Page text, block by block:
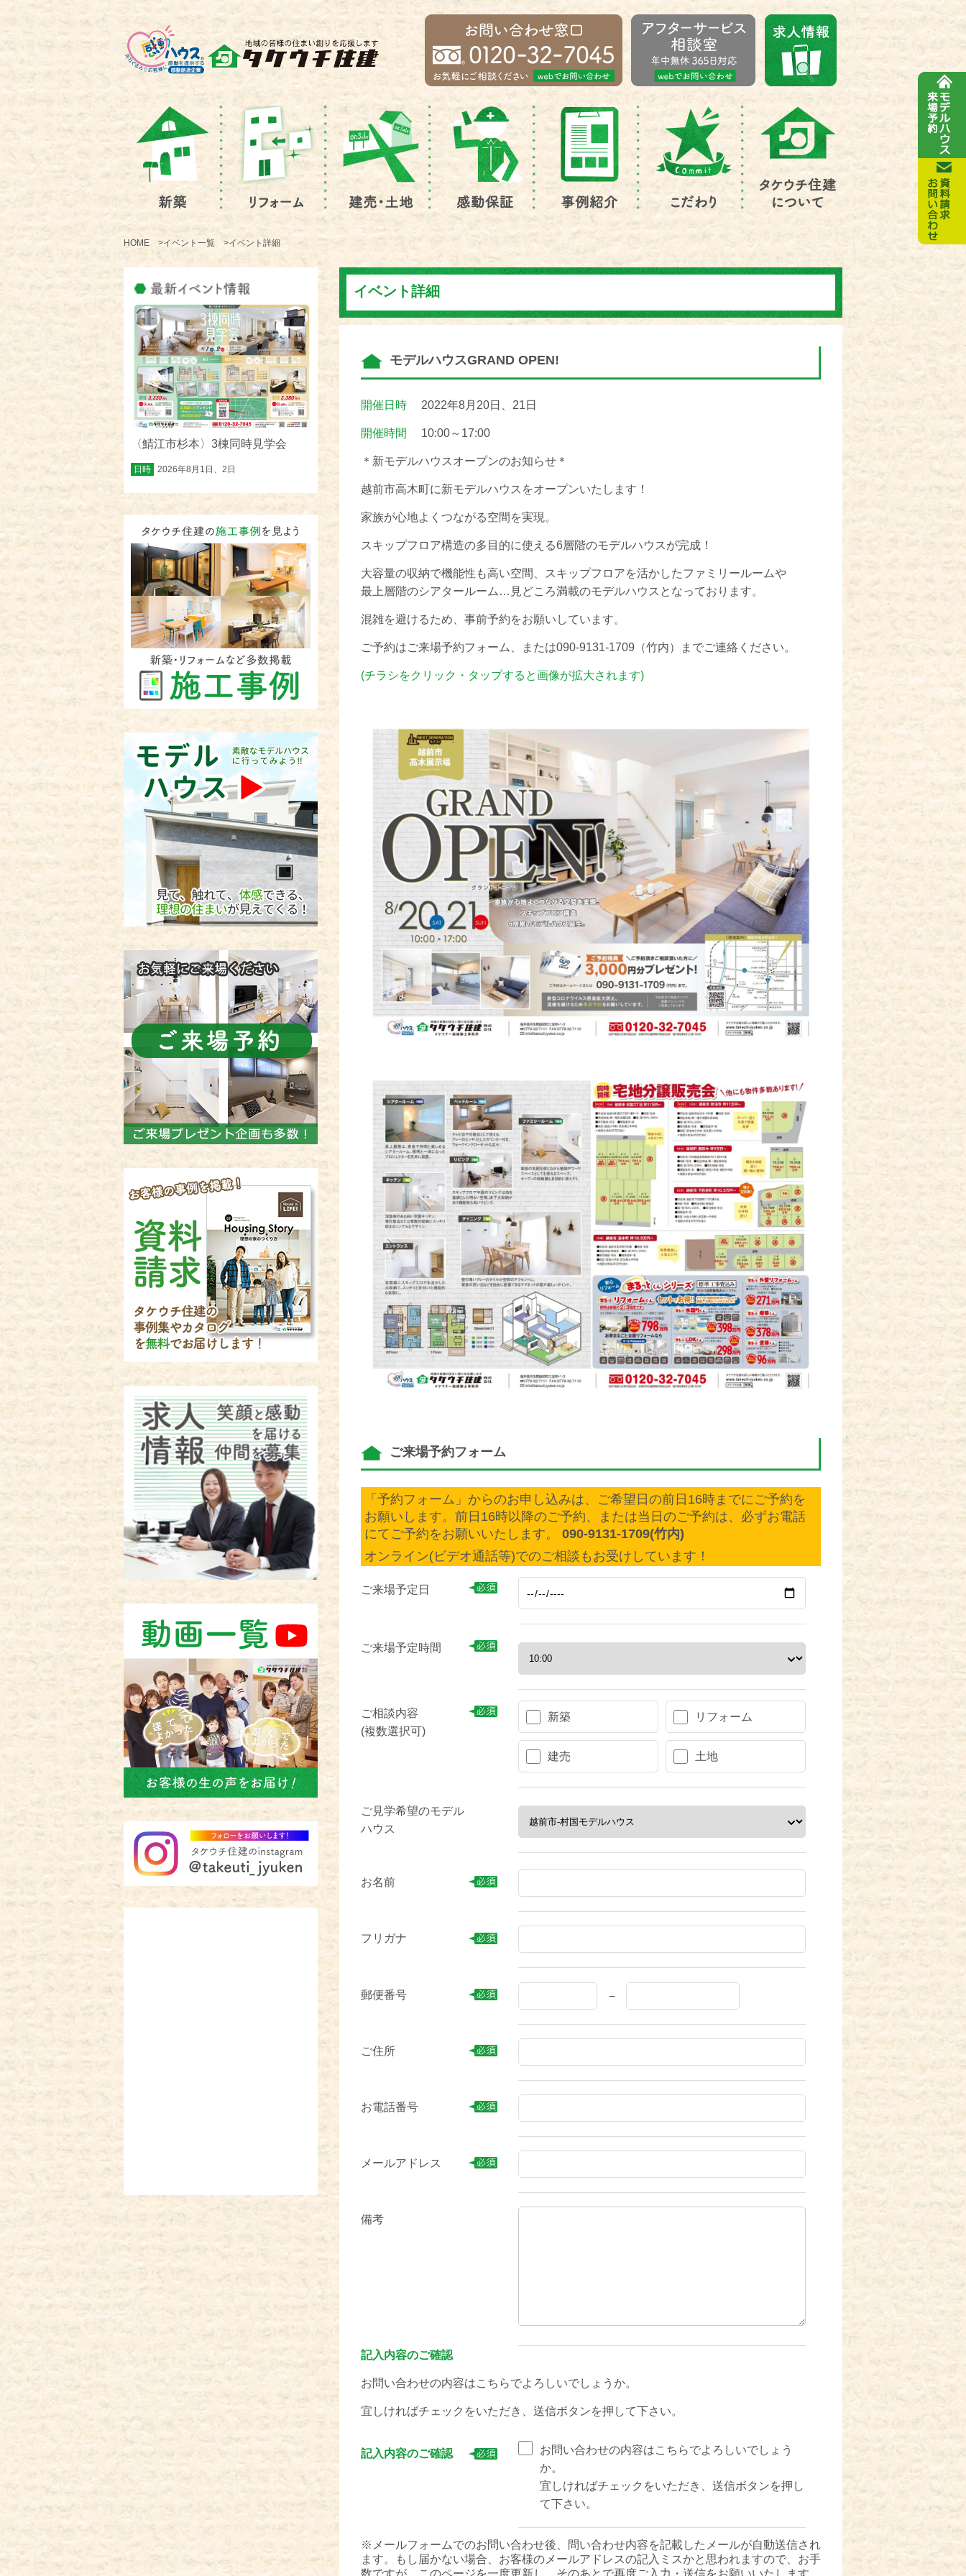
HOME >イベント一覧 >イベント詳細
〈鯖江市杉本〉3棟同時見学会
日時 2026年8月1日、2日
イベント詳細
モデルハウスGRAND OPEN!
開催日時 2022年8月20日、21日
開催時間 10:00～17:00
＊新モデルハウスオープンのお知らせ＊
越前市高木町に新モデルハウスをオープンいたします！
家族が心地よくつながる空間を実現。
スキップフロア構造の多目的に使える6層階のモデルハウスが完成！
大容量の収納で機能性も高い空間、スキップフロアを活かしたファミリールームや
最上層階のシアタールーム…見どころ満載のモデルハウスとなっております。
混雑を避けるため、事前予約をお願いしています。
ご予約はご来場予約フォーム、または090-9131-1709（竹内）までご連絡ください。
(チラシをクリック・タップすると画像が拡大されます)
ご来場予約フォーム
「予約フォーム」からのお申し込みは、ご希望日の前日16時までにご予約を
お願いします。前日16時以降のご予約、または当日のご予約は、必ずお電話
にてご予約をお願いいたします。 090-9131-1709(竹内)
オンライン(ビデオ通話等)でのご相談もお受けしています！
ご来場予定日
ご来場予定時間
ご相談内容
(複数選択可)
新築 リフォーム
建売 土地
ご見学希望のモデル
ハウス
お名前
フリガナ
郵便番号 −
ご住所
お電話番号
メールアドレス
備考
記入内容のご確認
お問い合わせの内容はこちらでよろしいでしょうか。
宜しければチェックをいただき、送信ボタンを押して下さい。
記入内容のご確認
お問い合わせの内容はこちらでよろしいでしょう
か。
宜しければチェックをいただき、送信ボタンを押し
て下さい。
※メールフォームでのお問い合わせ後、問い合わせ内容を記載したメールが自動送信され
ます。もし届かない場合、お客様のメールアドレスの記入ミスかと思われますので、お手